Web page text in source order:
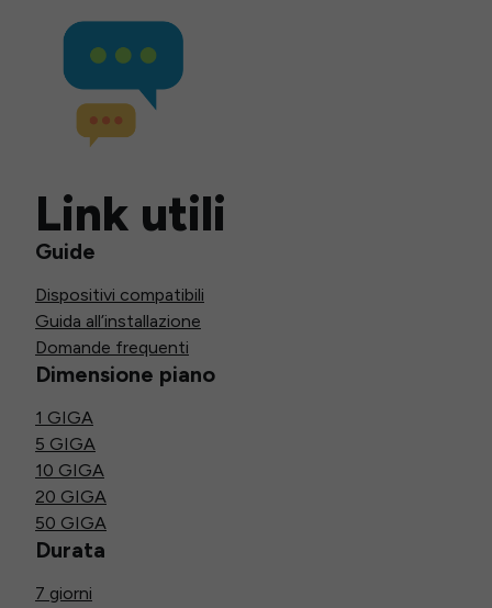
Link utili
Guide
Dispositivi compatibili
Guida all’installazione
Domande frequenti
Dimensione piano
1 GIGA
5 GIGA
10 GIGA
20 GIGA
50 GIGA
Durata
7 giorni